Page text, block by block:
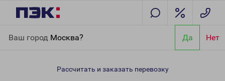
Ваш город Москва? Да Нет
Калининград
Рассчитать и заказать перевозку